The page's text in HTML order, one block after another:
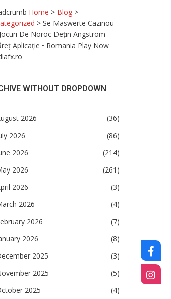
Home > Blog>
> Se Maswerte Cazinou
De Noroc Dețin Angstrom
Aplicație • Romania Play Now
WITHOUT DROPDOWN
2026
(36)
2026
(86)
2026
(214)
2026
(261)
2026
(3)
2026
(4)
2026
(7)
2026
(8)
2025
(3)
2025
(5)
2025
(4)